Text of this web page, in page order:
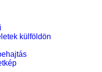
külföldön